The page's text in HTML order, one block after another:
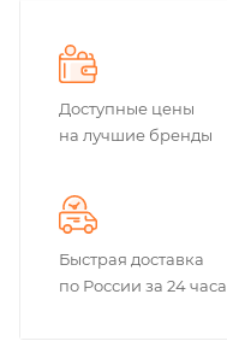
Доступные цены
на лучшие бренды
Быстрая доставка
по России за 24 часа